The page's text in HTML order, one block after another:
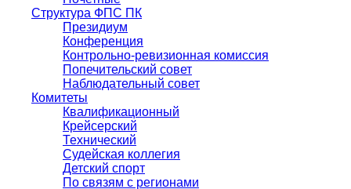
Структура ФПС ПК
Президиум
Конференция
Контрольно-ревизионная комиссия
Попечительский совет
Наблюдательный совет
Комитеты
Квалификационный
Крейсерский
Технический
Судейская коллегия
Детский спорт
По связям с регионами